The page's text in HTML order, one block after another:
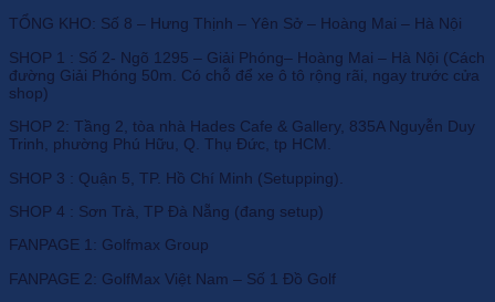
TỔNG KHO: Số 8 – Hưng Thịnh – Yên Sở – Hoàng Mai – Hà Nội
SHOP 1 : Số 2- Ngõ 1295 – Giải Phóng– Hoàng Mai – Hà Nội (Cách
đường Giải Phóng 50m. Có chỗ để xe ô tô rộng rãi, ngay trước cửa
shop)
SHOP 2: Tầng 2, tòa nhà Hades Cafe & Gallery, 835A Nguyễn Duy
Trinh, phường Phú Hữu, Q. Thụ Đức, tp HCM.
SHOP 3 : Quận 5, TP. Hồ Chí Minh (Setupping).
SHOP 4 : Sơn Trà, TP Đà Nẵng (đang setup)
FANPAGE 1: Golfmax Group
FANPAGE 2: GolfMax Việt Nam – Số 1 Đồ Golf